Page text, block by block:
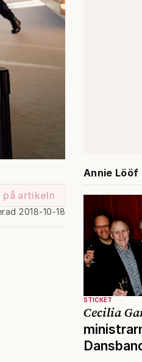
på artikeln
2018-10-18
Annie Lööf
STICKET
Cecilia